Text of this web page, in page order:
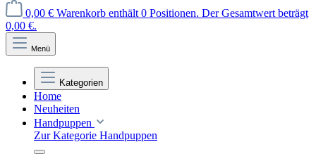
0,00 € Warenkorb enthält 0 Positionen. Der Gesamtwert beträgt
0,00 €.
Menü
Kategorien
Home
Neuheiten
Handpuppen
Zur Kategorie Handpuppen